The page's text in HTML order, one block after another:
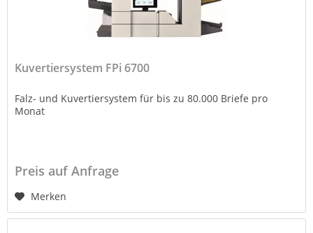
Kuvertiersystem FPi 6700
Falz- und Kuvertiersystem für bis zu 80.000 Briefe pro
Monat
Preis auf Anfrage
Merken